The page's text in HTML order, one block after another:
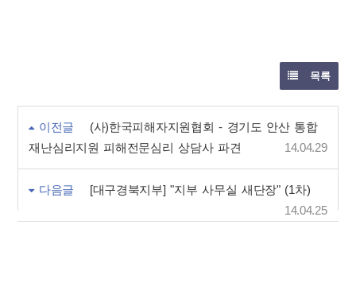
목록
이전글
(사)한국피해자지원협회 - 경기도 안산 통합
재난심리지원 피해전문심리 상담사 파견
14.04.29
다음글
[대구경북지부] "지부 사무실 새단장" (1차)
14.04.25